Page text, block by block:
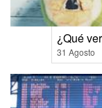
¿Qué
31 Agosto